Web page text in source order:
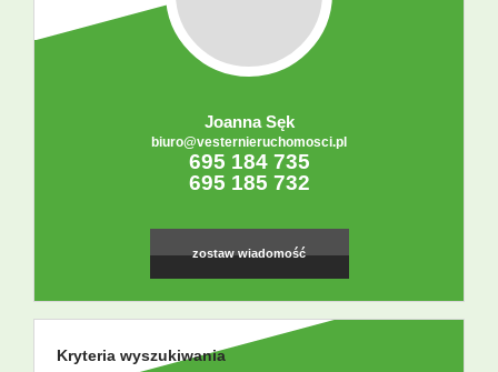
Joanna Sęk
biuro@vesternieruchomosci.pl
695 184 735
695 185 732
zostaw wiadomość
Kryteria wyszukiwania